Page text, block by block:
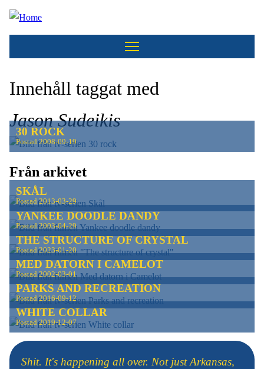
Hoppa
Innehåll taggat med
Jason Sudeikis
30 ROCK
Postad2008-09-19
Från arkivet
SKÅL
Postad2013-03-29
YANKEE DOODLE DANDY
Postad2003-04-29
THE STRUCTURE OF CRYSTAL
Postad2023-01-20
MED DATORN I CAMELOT
Postad2002-03-01
PARKS AND RECREATION
Postad2016-09-12
WHITE COLLAR
Postad2019-12-07
Shit. It's happening all over. Not just Arkansas,